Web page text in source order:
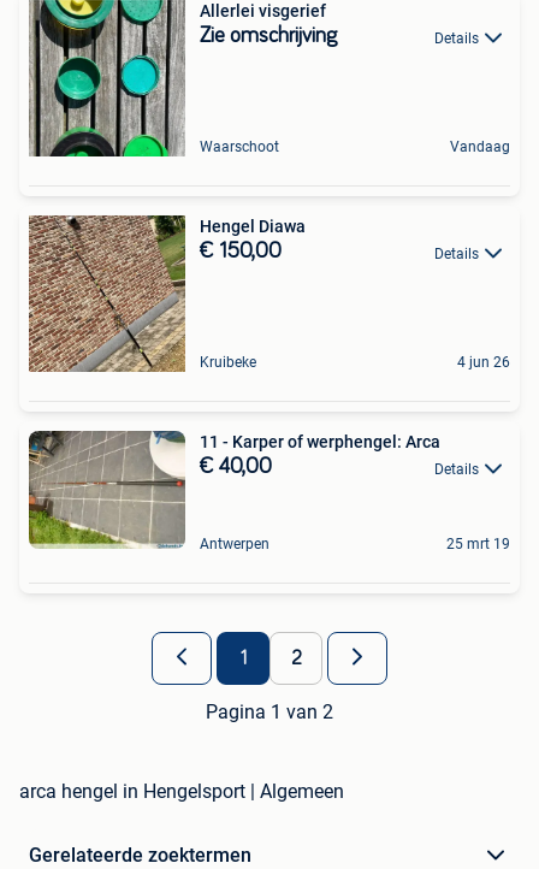
Allerlei visgerief
Zie omschrijving Details
Waarschoot Vandaag
Hengel Diawa
€ 150,00 Details
Kruibeke 4 jun 26
11 - Karper of werphengel: Arca
€ 40,00 Details
Antwerpen 25 mrt 19
1 2
Pagina 1 van 2
arca hengel in Hengelsport | Algemeen
Gerelateerde zoektermen